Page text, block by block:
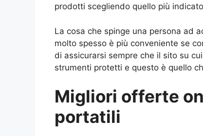
prodotti scegliendo quello più
La cosa che spinge una persona ad
molto spesso è più conveniente se
di assicurarsi sempre che il sito su
strumenti protetti e questo è quello
Migliori offerte
portatili